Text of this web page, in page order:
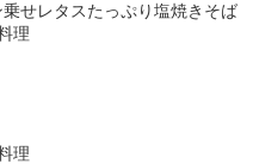
せレタスたっぷり塩焼きそば
理
理